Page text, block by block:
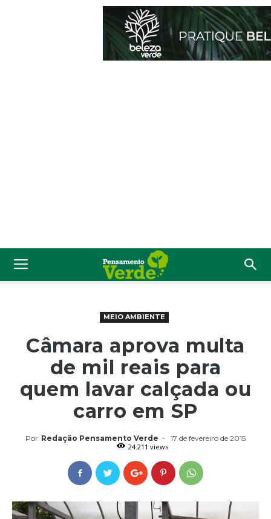
MEIO AMBIENTE
Câmara aprova multa
de mil reais para
quem lavar calçada ou
carro em SP
Por Redação Pensamento Verde -
17 de fevereiro de 2015
24.211 views